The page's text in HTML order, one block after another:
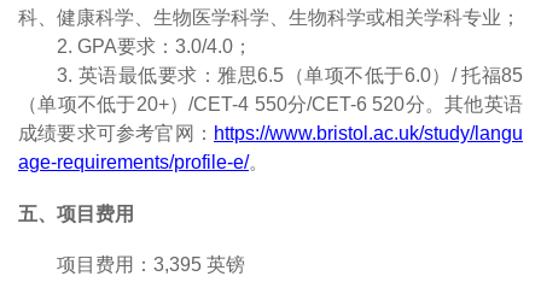
科、健康科学、生物医学科学、生物科学或相关学科专业；
2. GPA要求： 3.0/4.0 ；
3. 英语最低要求：雅思6.5 （单项不低于6.0） /托福85
（单项不低于20+）/CET-4 550分/CET-6 520分。其他英语
成绩要求可参考官网： https://www.bristol.ac.uk/study/langu
age-requirements/profile-e/。
五、项目费用
项目费用： 3,395 英镑